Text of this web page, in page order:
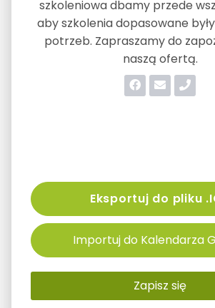
szkoleniowa dbamy przede
aby szkolenia dopasowane
potrzeb. Zapraszamy do
naszą ofertą.
Eksportuj do pliku
Importuj do Kalendarza
Zapisz się